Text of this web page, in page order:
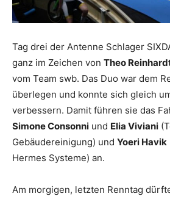
Tag drei der Antenne Schlager
ganz im Zeichen von Theo
vom Team swb. Das Duo war dem
überlegen und konnte sich gleich
verbessern. Damit führen sie das
Simone Consonni und Elia Viviani
Gebäudereinigung) und Yoeri Havik
Hermes Systeme) an.
Am morgigen, letzten Renntag